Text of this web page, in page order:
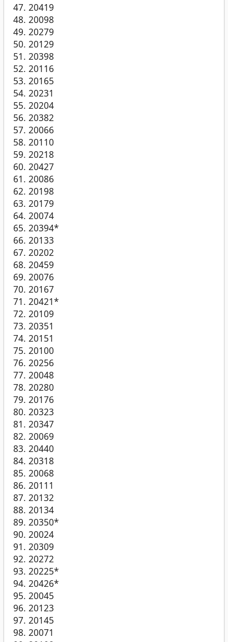
20419
20098
20279
20129
20398
20116
20165
20231
20204
20382
20066
20110
20218
20427
20086
20198
20179
20074
20394*
20133
20202
20459
20076
20167
20421*
20109
20351
20151
20100
20256
20048
20280
20176
20323
20347
20069
20440
20318
20068
20111
20132
20134
20350*
20024
20309
20272
20225*
20426*
20045
20123
20145
20071